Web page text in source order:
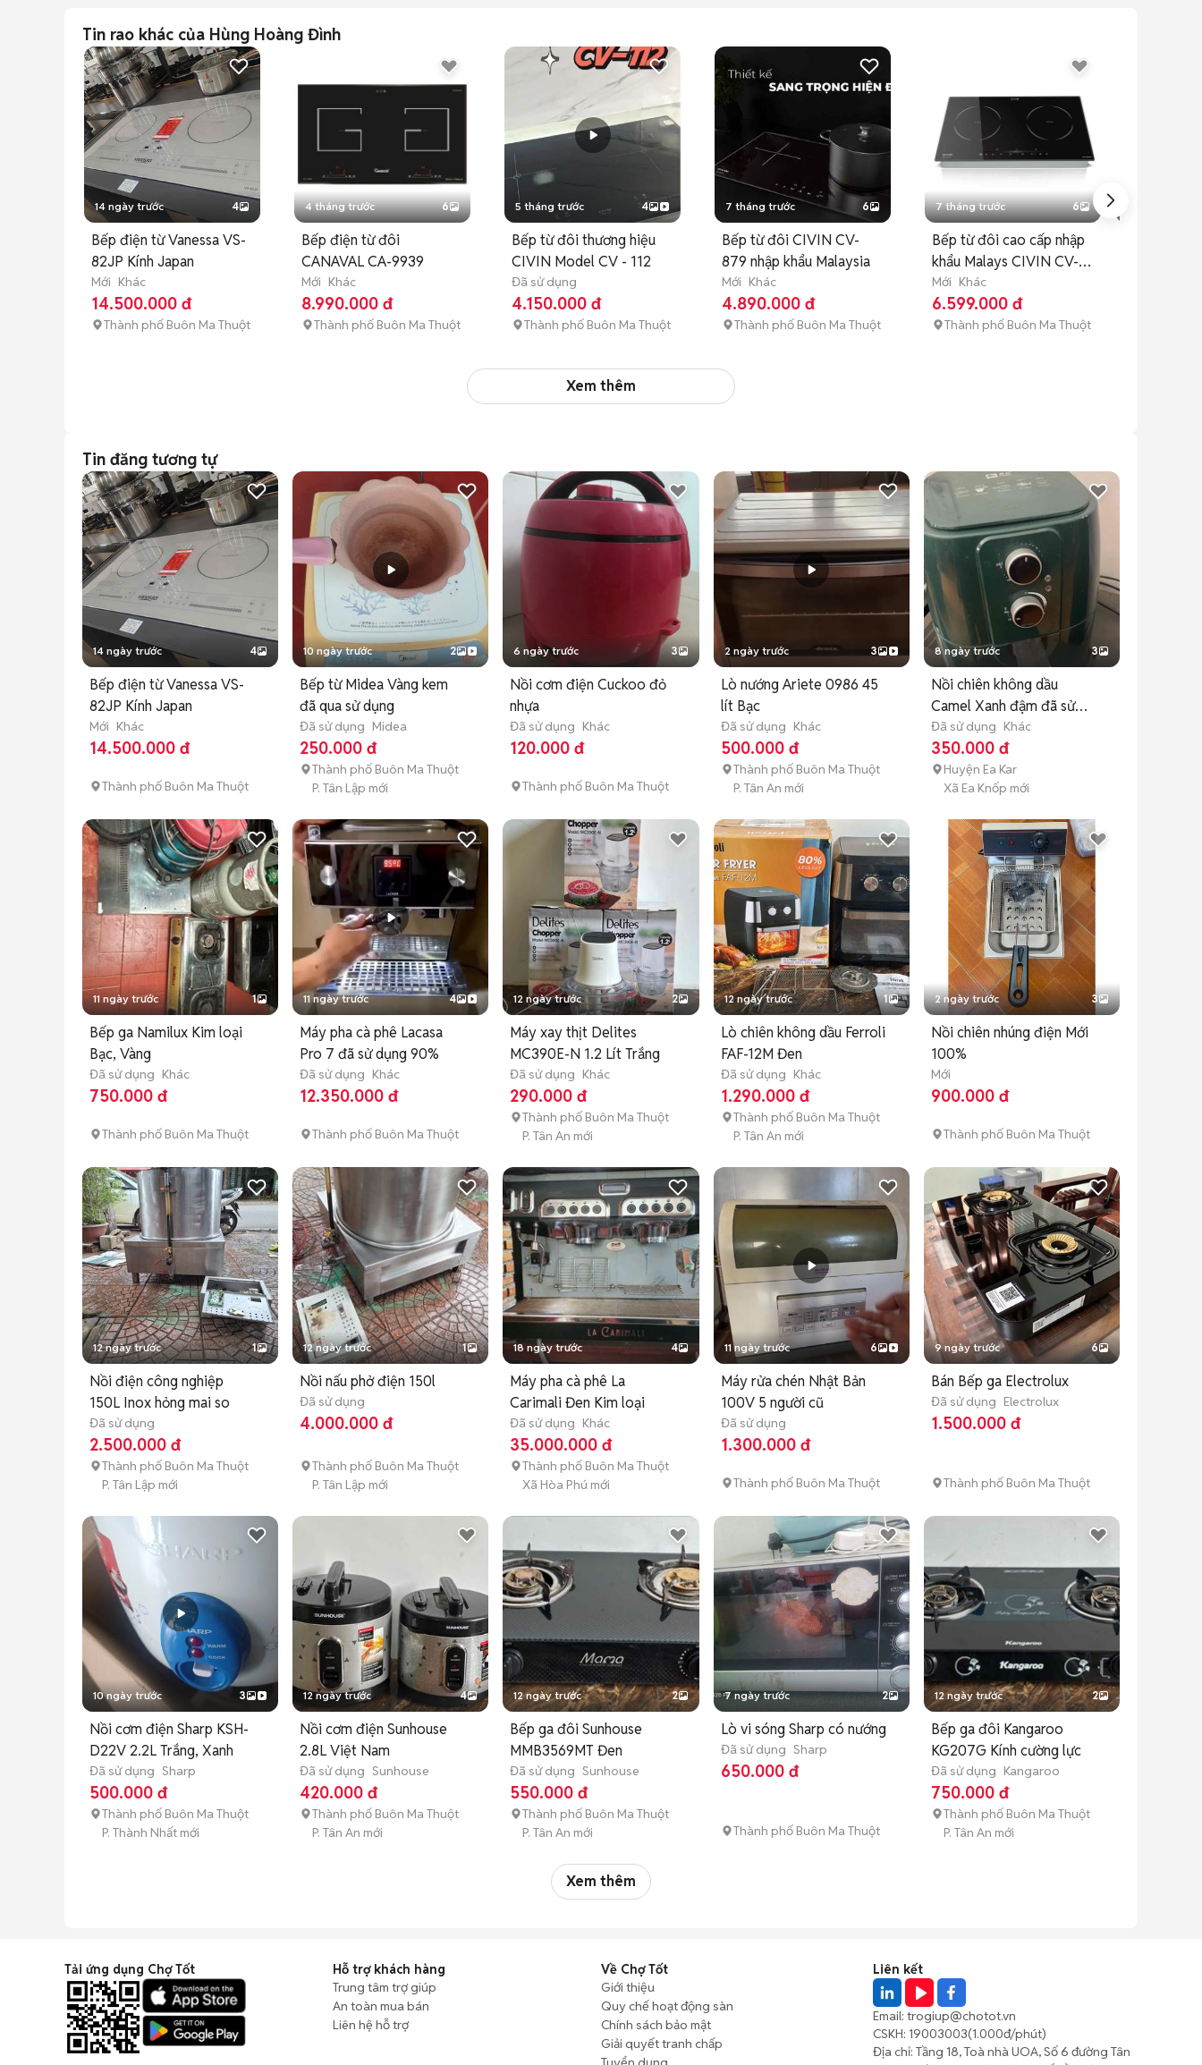
Tin rao khác của Hùng Hoàng Đình
14 ngày trước 4
Bếp điện từ Vanessa VS-
82JP Kính Japan
Mới Khác
14.500.000 đ
Thành phố Buôn Ma Thuột
4 tháng trước 6
Bếp điện từ đôi
CANAVAL CA-9939
Mới Khác
8.990.000 đ
Thành phố Buôn Ma Thuột
5 tháng trước 4
Bếp từ đôi thương hiệu
CIVIN Model CV - 112
Đã sử dụng
4.150.000 đ
Thành phố Buôn Ma Thuột
7 tháng trước 6
Bếp từ đôi CIVIN CV-
879 nhập khẩu Malaysia
Mới Khác
4.890.000 đ
Thành phố Buôn Ma Thuột
7 tháng trước 6
Bếp từ đôi cao cấp nhập
khẩu Malays CIVIN CV-
616
Mới Khác
6.599.000 đ
Thành phố Buôn Ma Thuột
Xem thêm
Tin đăng tương tự
14 ngày trước 4
Bếp điện từ Vanessa VS-
82JP Kính Japan
Mới Khác
14.500.000 đ
Thành phố Buôn Ma Thuột
10 ngày trước 2
Bếp từ Midea Vàng kem
đã qua sử dụng
Đã sử dụng Midea
250.000 đ
Thành phố Buôn Ma Thuột
P. Tân Lập mới
6 ngày trước 3
Nồi cơm điện Cuckoo đỏ
nhựa
Đã sử dụng Khác
120.000 đ
Thành phố Buôn Ma Thuột
2 ngày trước 3
Lò nướng Ariete 0986 45
lít Bạc
Đã sử dụng Khác
500.000 đ
Thành phố Buôn Ma Thuột
P. Tân An mới
8 ngày trước 3
Nồi chiên không dầu
Camel Xanh đậm đã sử
dụng
Đã sử dụng Khác
350.000 đ
Huyện Ea Kar
Xã Ea Knốp mới
11 ngày trước 1
Bếp ga Namilux Kim loại
Bạc, Vàng
Đã sử dụng Khác
750.000 đ
Thành phố Buôn Ma Thuột
11 ngày trước 4
Máy pha cà phê Lacasa
Pro 7 đã sử dụng 90%
Đã sử dụng Khác
12.350.000 đ
Thành phố Buôn Ma Thuột
12 ngày trước 2
Máy xay thịt Delites
MC390E-N 1.2 Lít Trắng
Đã sử dụng Khác
290.000 đ
Thành phố Buôn Ma Thuột
P. Tân An mới
12 ngày trước 1
Lò chiên không dầu Ferroli
FAF-12M Đen
Đã sử dụng Khác
1.290.000 đ
Thành phố Buôn Ma Thuột
P. Tân An mới
2 ngày trước 3
Nồi chiên nhúng điện Mới
100%
Mới
900.000 đ
Thành phố Buôn Ma Thuột
12 ngày trước 1
Nồi điện công nghiệp
150L Inox hỏng mai so
Đã sử dụng
2.500.000 đ
Thành phố Buôn Ma Thuột
P. Tân Lập mới
12 ngày trước 1
Nồi nấu phở điện 150l
Đã sử dụng
4.000.000 đ
Thành phố Buôn Ma Thuột
P. Tân Lập mới
18 ngày trước 4
Máy pha cà phê La
Carimali Đen Kim loại
Đã sử dụng Khác
35.000.000 đ
Thành phố Buôn Ma Thuột
Xã Hòa Phú mới
11 ngày trước 6
Máy rửa chén Nhật Bản
100V 5 người cũ
Đã sử dụng
1.300.000 đ
Thành phố Buôn Ma Thuột
9 ngày trước 6
Bán Bếp ga Electrolux
Đã sử dụng Electrolux
1.500.000 đ
Thành phố Buôn Ma Thuột
10 ngày trước 3
Nồi cơm điện Sharp KSH-
D22V 2.2L Trắng, Xanh
Đã sử dụng Sharp
500.000 đ
Thành phố Buôn Ma Thuột
P. Thành Nhất mới
12 ngày trước 4
Nồi cơm điện Sunhouse
2.8L Việt Nam
Đã sử dụng Sunhouse
420.000 đ
Thành phố Buôn Ma Thuột
P. Tân An mới
12 ngày trước 2
Bếp ga đôi Sunhouse
MMB3569MT Đen
Đã sử dụng Sunhouse
550.000 đ
Thành phố Buôn Ma Thuột
P. Tân An mới
7 ngày trước 2
Lò vi sóng Sharp có nướng
Đã sử dụng Sharp
650.000 đ
Thành phố Buôn Ma Thuột
12 ngày trước 2
Bếp ga đôi Kangaroo
KG207G Kính cường lực
Đã sử dụng Kangaroo
750.000 đ
Thành phố Buôn Ma Thuột
P. Tân An mới
Xem thêm
Tải ứng dụng Chợ Tốt
Hỗ trợ khách hàng
Trung tâm trợ giúp
An toàn mua bán
Liên hệ hỗ trợ
Về Chợ Tốt
Giới thiệu
Quy chế hoạt động sàn
Chính sách bảo mật
Giải quyết tranh chấp
Liên kết
Email: trogiup@chotot.vn
CSKH: 19003003(1.000đ/phút)
Địa chỉ: Tầng 18, Toà nhà UOA, Số 6 đường Tân